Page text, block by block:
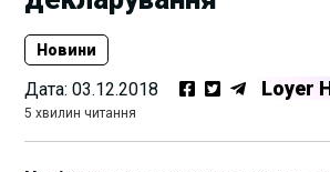
Новини
Дата:03.12.2018 Loyer
5 хвилин читання